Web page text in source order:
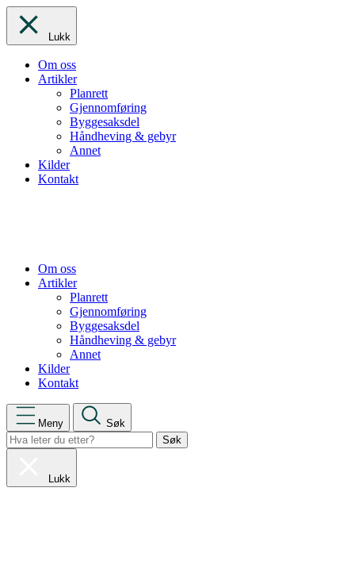
Lukk
Om oss
Artikler
Planrett
Gjennomføring
Byggesaksdel
Håndheving & gebyr
Annet
Kilder
Kontakt
Om oss
Artikler
Planrett
Gjennomføring
Byggesaksdel
Håndheving & gebyr
Annet
Kilder
Kontakt
Meny Søk
Lukk